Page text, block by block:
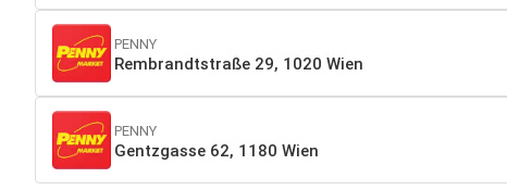
PENNY
Rembrandtstraße 29, 1020 Wien
PENNY
Gentzgasse 62, 1180 Wien